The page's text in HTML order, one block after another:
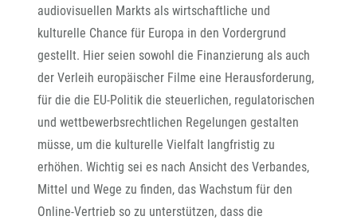
audiovisuellen Markts als wirtschaftliche und
kulturelle Chance für Europa in den Vordergrund
gestellt. Hier seien sowohl die Finanzierung als auch
der Verleih europäischer Filme eine Herausforderung,
für die die EU-Politik die steuerlichen, regulatorischen
und wettbewerbsrechtlichen Regelungen gestalten
müsse, um die kulturelle Vielfalt langfristig zu
erhöhen. Wichtig sei es nach Ansicht des Verbandes,
Mittel und Wege zu finden, das Wachstum für den
Online-Vertrieb so zu unterstützen, dass die